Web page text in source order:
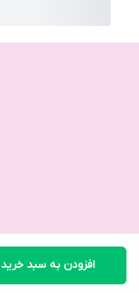
افزودن به سبد خرید